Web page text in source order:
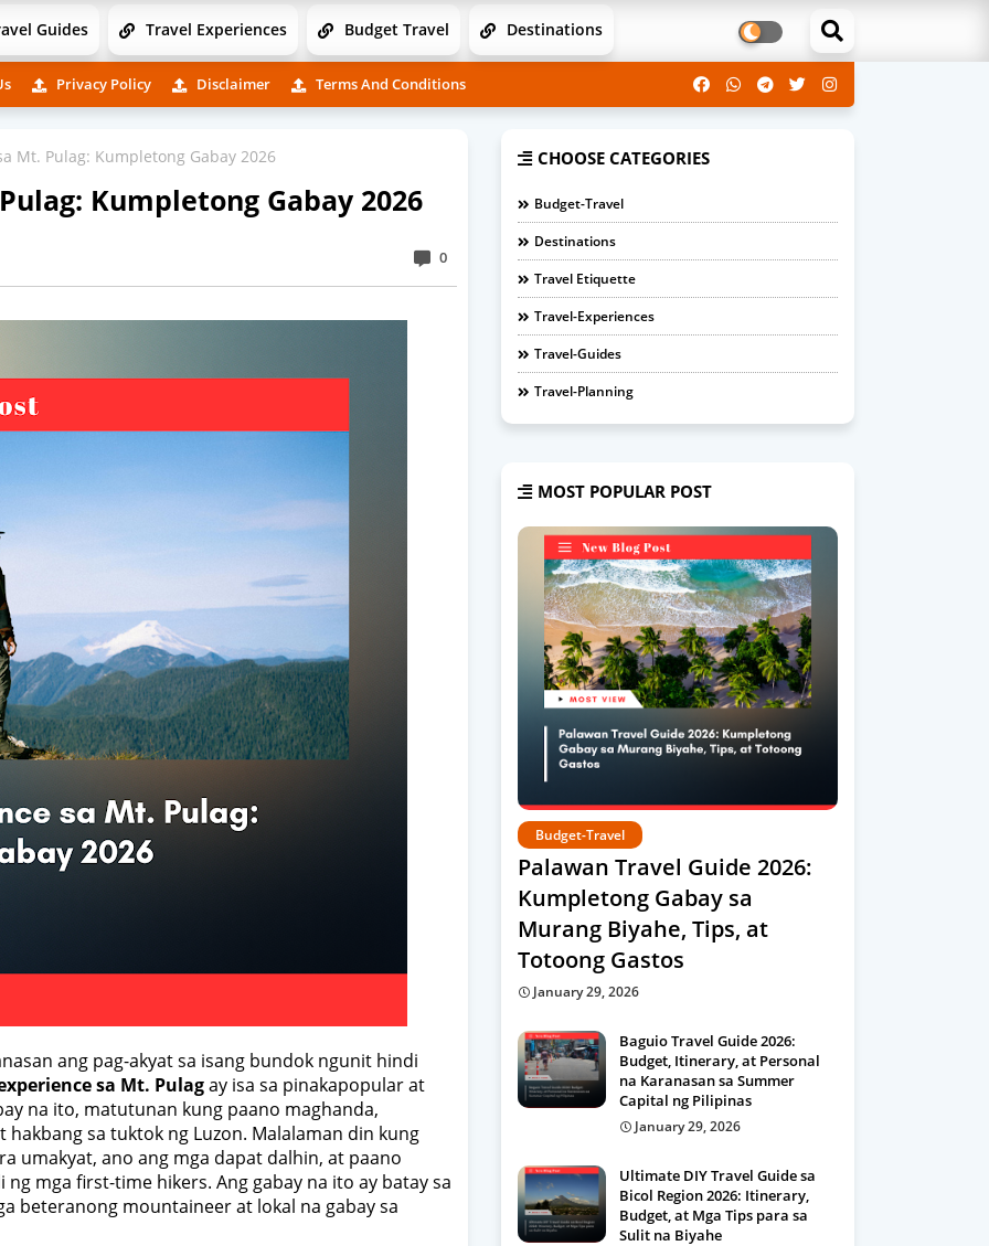
Guides Travel Experiences Budget Travel Destinations
Privacy Policy Disclaimer Terms And Conditions
Mt. Pulag: Kumpletong Gabay 2026
Kumpletong Gabay 2026
0
ang pag-akyat sa isang bundok ngunit hindi
sa Mt. Pulagay isa sa pinakapopular at
na ito, matutunan kung paano maghanda,
sa tuktok ng Luzon. Malalaman din kung
umakyat, ano ang mga dapat dalhin, at paano
mga first-time hikers. Ang gabay na ito ay batay sa
beteranong mountaineer at lokal na gabay sa
CHOOSE CATEGORIES
Budget-Travel
Destinations
Travel Etiquette
Travel-Experiences
Travel-Guides
Travel-Planning
MOST POPULAR POST
Budget-Travel
Palawan Travel Guide 2026:
Kumpletong Gabay sa
Murang Biyahe, Tips, at
Totoong Gastos
January 29, 2026
Baguio Travel Guide 2026:
Budget, Itinerary, at Personal
na Karanasan sa Summer
Capital ng Pilipinas
January 29, 2026
Ultimate DIY Travel Guide sa
Bicol Region 2026: Itinerary,
Budget, at Mga Tips para sa
Sulit na Biyahe